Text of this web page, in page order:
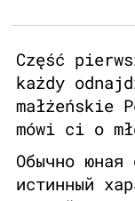
Część
każdy
małżeńskie
mówi ci o
Обычно юная
истинный